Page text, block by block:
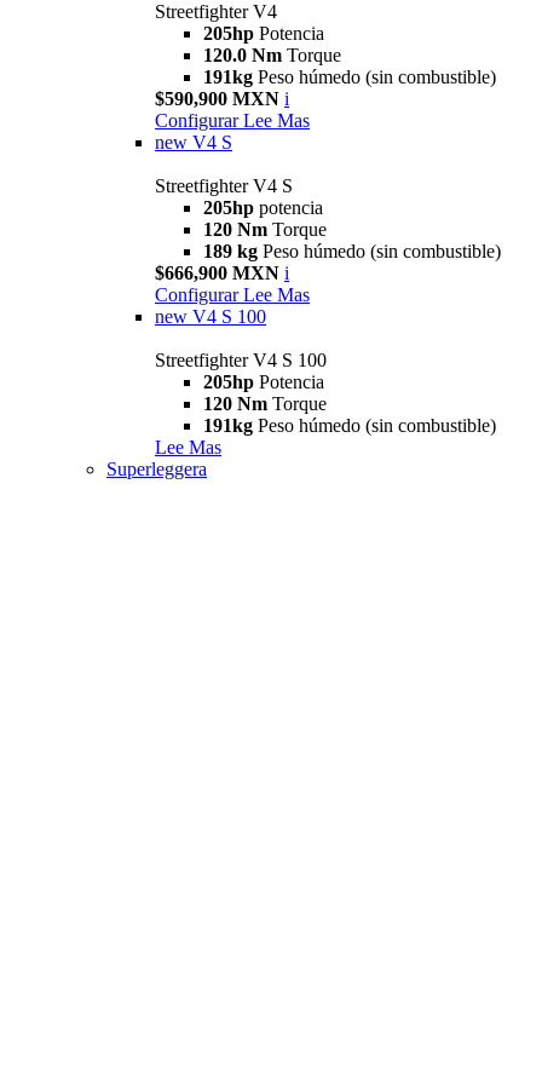
Streetfighter V4
205hp Potencia
120.0 Nm Torque
191kg Peso húmedo (sin combustible)
$590,900 MXN i
Configurar Lee Mas
new V4 S
Streetfighter V4 S
205hp potencia
120 Nm Torque
189 kg Peso húmedo (sin combustible)
$666,900 MXN i
Configurar Lee Mas
new V4 S 100
Streetfighter V4 S 100
205hp Potencia
120 Nm Torque
191kg Peso húmedo (sin combustible)
Lee Mas
Superleggera